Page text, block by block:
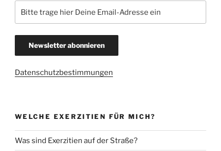
Datenschutzbestimmungen
WELCHE EXERZITIEN FÜR MICH?
Was sind Exerzitien auf der Straße?